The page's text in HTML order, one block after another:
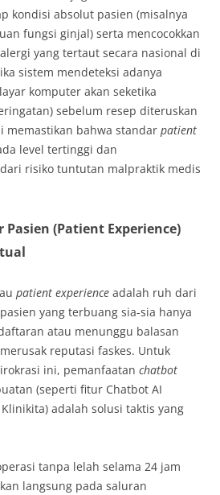
kondisi absolut pasien (misalnya
fungsi ginjal) serta mencocokkan
yang tertaut secara nasional di
sistem mendeteksi adanya
komputer akan seketika
sebelum resep diteruskan
memastikan bahwa standar patient
level tertinggi dan
risiko tuntutan malpraktik medis
(Patient Experience)
patient experience adalah ruh dari
yang terbuang sia-sia hanya
atau menunggu balasan
reputasi faskes. Untuk
ini, pemanfaatan chatbot
(seperti fitur Chatbot AI
adalah solusi taktis yang
tanpa lelah selama 24 jam
langsung pada saluran